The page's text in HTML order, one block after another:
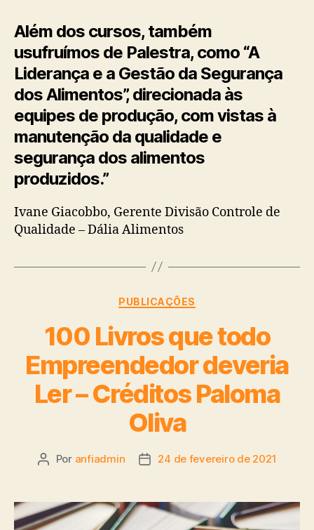
Além dos cursos, também
usufruímos de Palestra, como “A
Liderança e a Gestão da Segurança
dos Alimentos”, direcionada às
equipes de produção, com vistas à
manutenção da qualidade e
segurança dos alimentos
produzidos.”
Ivane Giacobbo, Gerente Divisão Controle de
Qualidade – Dália Alimentos
PUBLICAÇÕES
100 Livros que todo
Empreendedor deveria
Ler – Créditos Paloma
Oliva
Por anfiadmin 24 de fevereiro de 2021